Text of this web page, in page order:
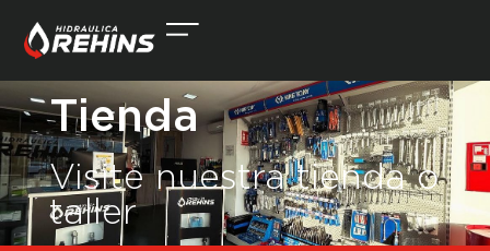
Tienda
Visite nuestra tienda o
taller